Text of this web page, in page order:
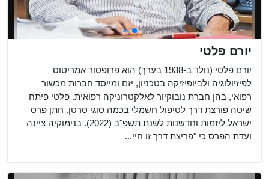
יורם פלטי
יורם פלטי (נולד ב-1938 בערך) הוא פרופסור אמריטוס
לפיזיולוגיה ולביופיזיקה בטכניון, יזם ומייסד חברות מכשור
רפואי, בהן חברת נובוקיור לאלקטרוניקה רפואית. פלטי פיתח
שיטה פורצת דרך לטיפול חשמלי בכמה סוגי סרטן. חתן פרס
ישראל ליזמות וחדשנות לשנת תשפ"ב (2022). בנימוקיה ציינה
ועדת הפרס כי "פריצת דרך זו חיי...